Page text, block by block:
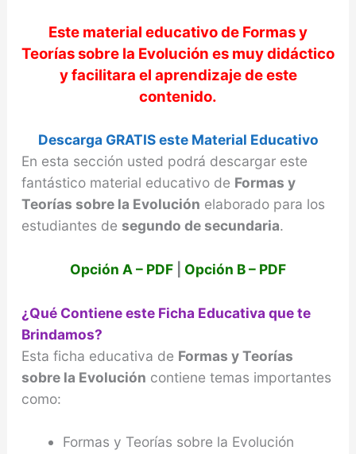
Este material educativo de Formas y
Teorías sobre la Evolución es muy didáctico
y facilitara el aprendizaje de este
contenido.
Descarga GRATIS este Material Educativo
En esta sección usted podrá descargar este
fantástico material educativo de Formas y
Teorías sobre la Evolución elaborado para los
estudiantes de segundo de secundaria.
Opción A – PDF Opción B – PDF
¿Qué Contiene este Ficha Educativa que te
Brindamos?
Esta ficha educativa de Formas y Teorías
sobre la Evolución contiene temas importantes
como:
Formas y Teorías sobre la Evolución